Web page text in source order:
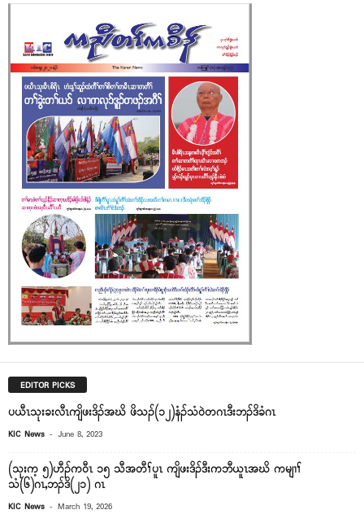
EDITOR PICKS
ပယီၤသုးခးလီၤကျိဖးဒိၣ်အဃိ ဖိသၣ်(၁၂)နံၣ်သံ၀ဲတဂၤဒီးဘၣ်ဒိခံဂၤ
KIC News - June 8, 2023
(သုးက့ ၅)ဟီၣ်ကဝီၤ ၁၅ သီအတီၢ်ပူၤ ကျိဖးဒိၣ်ဒီးကဘီယူၤအဃိ ကမျၢၢ်
သံ(၆)ဂၤ,ဘၣ်ဒိ(၂၁) ဂၤ
KIC News - March 19, 2026